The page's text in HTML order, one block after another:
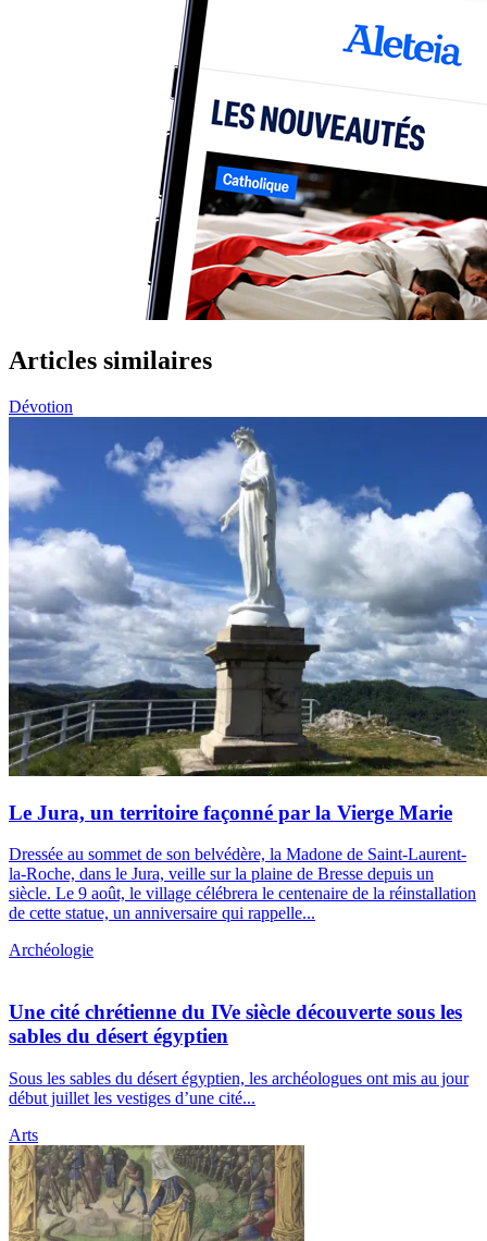
Articles similaires
Dévotion
Le Jura, un territoire façonné par la Vierge Marie
Dressée au sommet de son belvédère, la Madone de Saint-Laurent-
la-Roche, dans le Jura, veille sur la plaine de Bresse depuis un
siècle. Le 9 août, le village célébrera le centenaire de la réinstallation
de cette statue, un anniversaire qui rappelle...
Archéologie
Une cité chrétienne du IVe siècle découverte sous les
sables du désert égyptien
Sous les sables du désert égyptien, les archéologues ont mis au jour
début juillet les vestiges d’une cité...
Arts